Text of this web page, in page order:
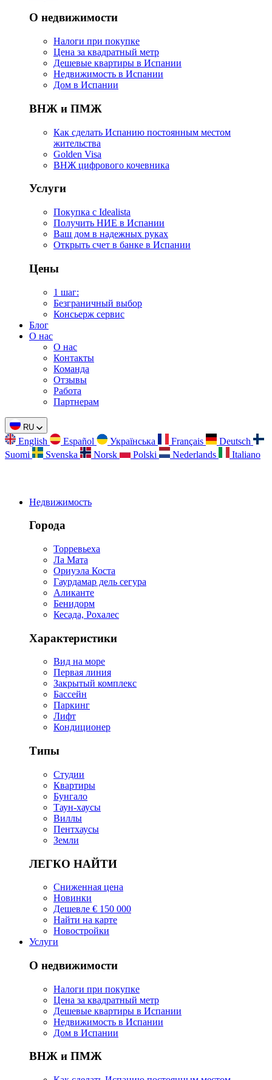
О недвижимости
Налоги при покупке
Цена за квадратный метр
Дешевые квартиры в Испании
Hедвижимость в Испании
Дом в Испании
ВНЖ и ПМЖ
Как сделать Испанию постоянным местом
жительства
Golden Visa
ВНЖ цифрового кочевника
Услуги
Покупка с Idealista
Получить НИЕ в Испании
Ваш дом в надежных руках
Открыть счет в банке в Испании
Цены
1 шаг:
Безграничный выбор
Консьерж сервис
Блог
О нас
О нас
Контакты
Команда
Отзывы
Работа
Партнерам
RU
English Español Українська Français
Deutsch
Suomi
Svenska Norsk Polski Nederlands Italiano
Недвижимость
Города
Торревьеха
Ла Мата
Ориуэла Коста
Гаурдамар дель сегура
Аликанте
Бенидорм
Кесада, Рохалес
Характеристики
Вид на море
Первая линия
Закрытый комплекс
Бассейн
Паркинг
Лифт
Кондиционер
Типы
Студии
Квартиры
Бунгало
Таун-хаусы
Виллы
Пентхаусы
Земли
ЛЕГКО НАЙТИ
Сниженная цена
Новинки
Дешевле € 150 000
Найти на карте
Новостройки
Услуги
О недвижимости
Налоги при покупке
Цена за квадратный метр
Дешевые квартиры в Испании
Hедвижимость в Испании
Дом в Испании
ВНЖ и ПМЖ